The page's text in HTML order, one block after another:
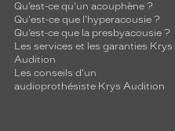
Qu’est-ce qu'un acouphène ?
Qu'est-ce que l'hyperacousie ?
Qu’est-ce que la presbyacousie ?
Les services et les garanties Krys
Audition
Les conseils d'un
audioprothésiste Krys Audition